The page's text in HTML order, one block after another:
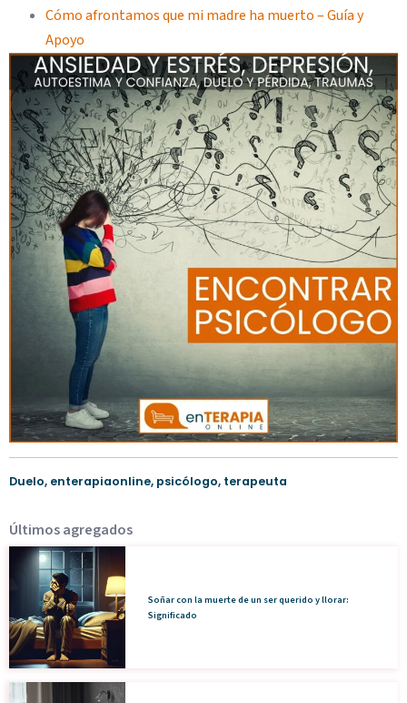
Cómo afrontamos que mi madre ha muerto – Guía y
Apoyo
Duelo, enterapiaonline, psicólogo, terapeuta
Últimos agregados
Soñar con la muerte de un ser querido y llorar:
Significado